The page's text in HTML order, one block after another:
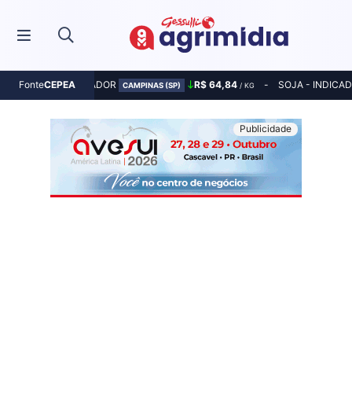
FonteCEPEA
MILHO - INDICADOR CAMPINAS (SP) R$ 64,84 / KG SOJA -